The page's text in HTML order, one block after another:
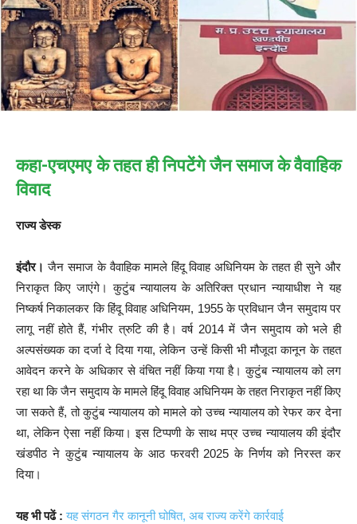
कहा-एचएमए के तहत ही निपटेंगे जैन समाज के वैवाहिक
विवाद
राज्य डेस्क
इंदौर। जैन समाज के वैवाहिक मामले हिंदू विवाह अधिनियम के तहत ही सुने और
निराकृत किए जाएंगे। कुटुंब न्यायालय के अतिरिक्त प्रधान न्यायाधीश ने यह
निष्कर्ष निकालकर कि हिंदू विवाह अधिनियम, 1955 के प्रविधान जैन समुदाय पर
लागू नहीं होते हैं, गंभीर त्रुटि की है। वर्ष 2014 में जैन समुदाय को भले ही
अल्पसंख्यक का दर्जा दे दिया गया, लेकिन उन्हें किसी भी मौजूदा कानून के तहत
आवेदन करने के अधिकार से वंचित नहीं किया गया है। कुटुंब न्यायालय को लग
रहा था कि जैन समुदाय के मामले हिंदू विवाह अधिनियम के तहत निराकृत नहीं किए
जा सकते हैं, तो कुटुंब न्यायालय को मामले को उच्च न्यायालय को रेफर कर देना
था, लेकिन ऐसा नहीं किया। इस टिप्पणी के साथ मप्र उच्च न्यायालय की इंदौर
खंडपीठ ने कुटुंब न्यायालय के आठ फरवरी 2025 के निर्णय को निरस्त कर
दिया।
यह भी पढें : यह संगठन गैर कानूनी घोषित, अब राज्य करेंगे कार्रवाई